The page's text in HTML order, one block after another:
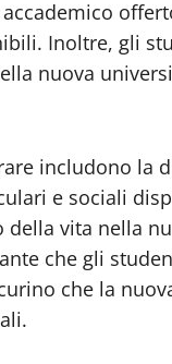
Inoltre, gli
nuova
includono la
e sociali
della vita nella
che gli
che la